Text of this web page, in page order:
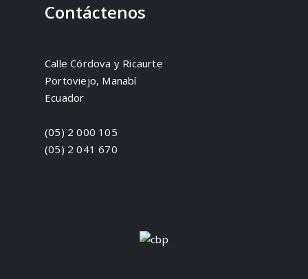
Contáctenos
Calle Córdova y Ricaurte
Portoviejo, Manabí
Ecuador
(05) 2 000 105
(05) 2 041 670